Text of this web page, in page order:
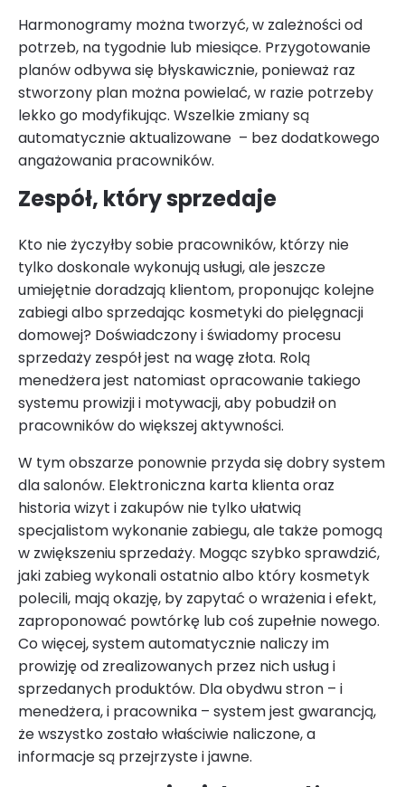
Harmonogramy można tworzyć, w zależności od
potrzeb, na tygodnie lub miesiące. Przygotowanie
planów odbywa się błyskawicznie, ponieważ raz
stworzony plan można powielać, w razie potrzeby
lekko go modyfikując. Wszelkie zmiany są
automatycznie aktualizowane – bez dodatkowego
angażowania pracowników.
Zespół, który sprzedaje
Kto nie życzyłby sobie pracowników, którzy nie
tylko doskonale wykonują usługi, ale jeszcze
umiejętnie doradzają klientom, proponując kolejne
zabiegi albo sprzedając kosmetyki do pielęgnacji
domowej? Doświadczony i świadomy procesu
sprzedaży zespół jest na wagę złota. Rolą
menedżera jest natomiast opracowanie takiego
systemu prowizji i motywacji, aby pobudził on
pracowników do większej aktywności.
W tym obszarze ponownie przyda się dobry system
dla salonów. Elektroniczna karta klienta oraz
historia wizyt i zakupów nie tylko ułatwią
specjalistom wykonanie zabiegu, ale także pomogą
w zwiększeniu sprzedaży. Mogąc szybko sprawdzić,
jaki zabieg wykonali ostatnio albo który kosmetyk
polecili, mają okazję, by zapytać o wrażenia i efekt,
zaproponować powtórkę lub coś zupełnie nowego.
Co więcej, system automatycznie naliczy im
prowizję od zrealizowanych przez nich usług i
sprzedanych produktów. Dla obydwu stron – i
menedżera, i pracownika – system jest gwarancją,
że wszystko zostało właściwie naliczone, a
informacje są przejrzyste i jawne.